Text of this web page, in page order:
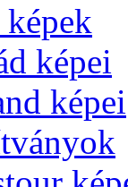
képei
képei